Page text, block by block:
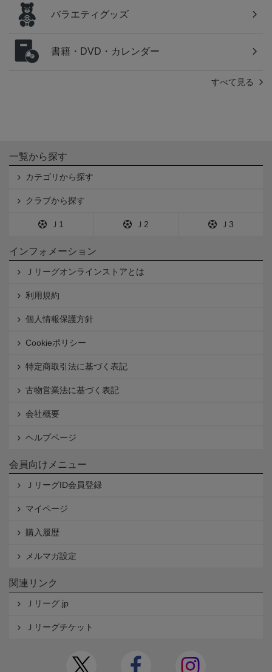
バラエティグッズ
書籍・DVD・カレンダー
すべて見る
一覧から探す
カテゴリから探す
クラブから探す
Ｊ1 Ｊ2 Ｊ3
インフォメーション
Ｊリーグオンラインストアとは
利用規約
個人情報保護方針
Cookieポリシー
特定商取引法に基づく表記
古物営業法に基づく表記
会社概要
ヘルプページ
会員向けメニュー
ＪリーグID会員登録
マイページ
購入履歴
メルマガ設定
関連リンク
Ｊリーグ.jp
Ｊリーグチケット